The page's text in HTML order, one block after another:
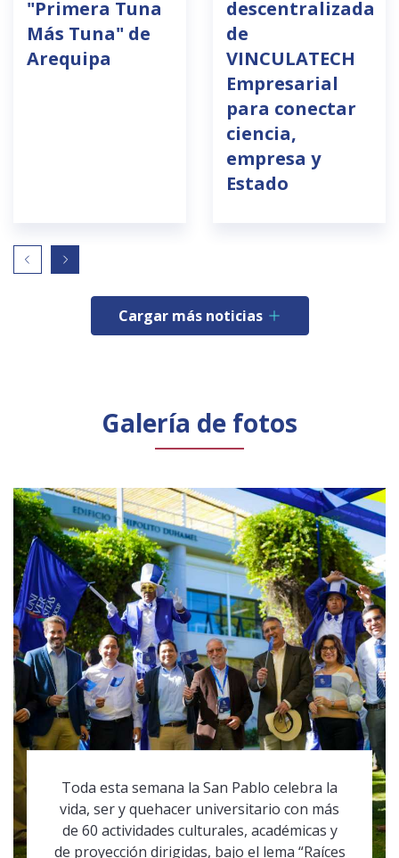
"Primera Tuna
Más Tuna" de
Arequipa
descentralizada
de
VINCULATECH
Empresarial
para conectar
ciencia,
empresa y
Estado
Cargar más noticias
Galería de fotos
Toda esta semana la San Pablo celebra la
vida, ser y quehacer universitario con más
de 60 actividades culturales, académicas y
de proyección dirigidas, bajo el lema “Raíces